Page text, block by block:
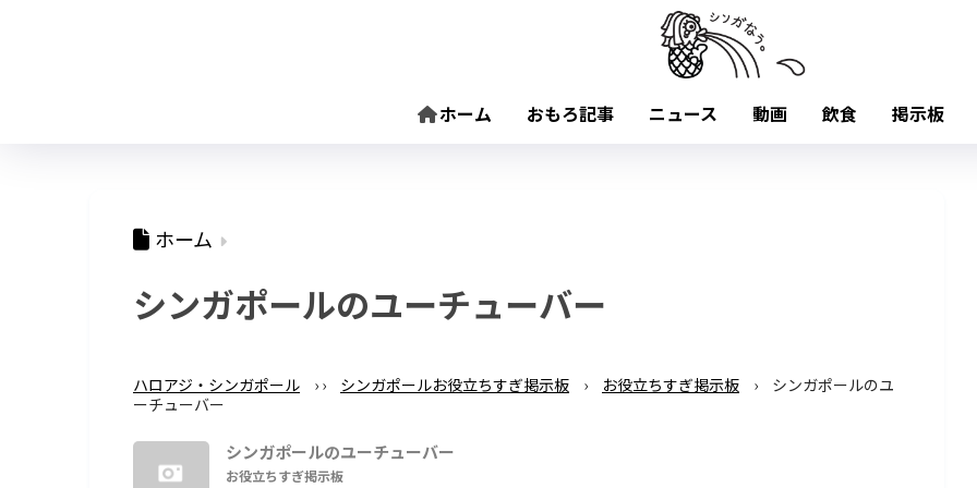
ホーム おもろ記事 ニュース 動画 飲食 掲示板
ホーム
シンガポールのユーチューバー
ハロアジ・シンガポール › › シンガポールお役立ちすぎ掲示板 › お役立ちすぎ掲示板 ›
シンガポールのユ
ーチューバー
シンガポールのユーチューバー
お役立ちすぎ掲示板